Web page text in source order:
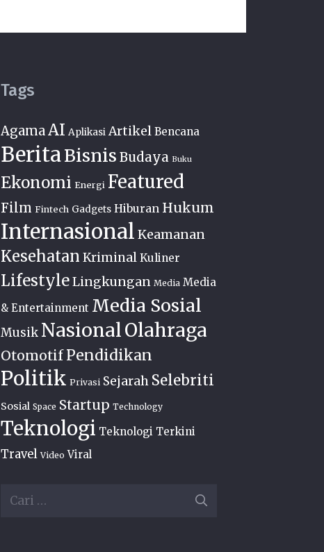
Tags
AgamaAI Aplikasi Artikel Bencana
BeritaBisnis Budaya Buku
Ekonomi Energi Featured
Film Fintech Gadgets Hiburan Hukum
Internasional Keamanan
Kesehatan Kriminal Kuliner
LifestyleLingkungan Media Media
& Entertainment Media Sosial
Musik NasionalOlahraga
Otomotif Pendidikan
Politik Privasi Sejarah Selebriti
Sosial Space Startup Technology
Teknologi Teknologi Terkini
Travel Video Viral
Cari